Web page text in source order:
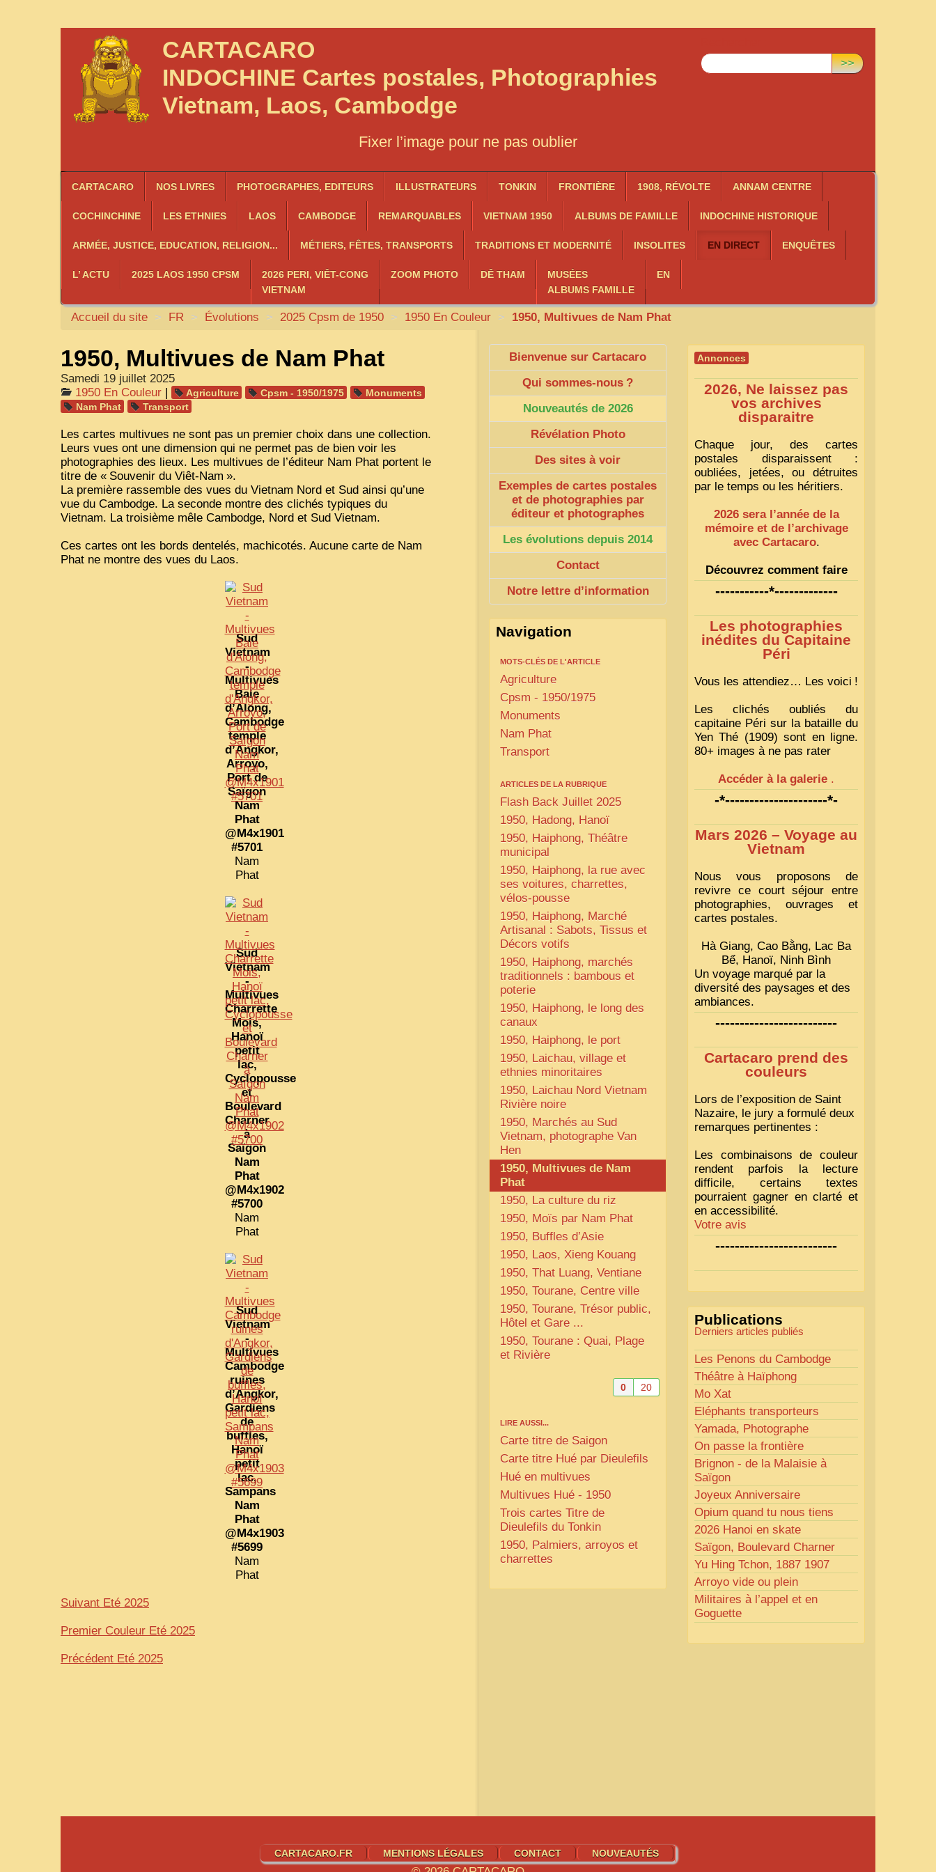
CARTACARO
INDOCHINE Cartes postales, Photographies
Vietnam, Laos, Cambodge
Fixer l’image pour ne pas oublier
>>
CARTACARO NOS LIVRES PHOTOGRAPHES, EDITEURS ILLUSTRATEURS TONKIN FRONTIÈRE 1908, RÉVOLTE ANNAM CENTRE
COCHINCHINE LES ETHNIES LAOS CAMBODGE REMARQUABLES VIETNAM 1950 ALBUMS DE FAMILLE INDOCHINE HISTORIQUE
ARMÉE, JUSTICE, EDUCATION, RELIGION... MÉTIERS, FÊTES, TRANSPORTS TRADITIONS ET MODERNITÉ INSOLITES EN DIRECT ENQUÊTES
L’ ACTU 2025 LAOS 1950 CPSM
2026 PERI, VIÊT-CONG
VIETNAM
ZOOM PHOTO DÊ THAM
MUSÉES
ALBUMS FAMILLE
EN
Accueil du site > FR > Évolutions > 2025 Cpsm de 1950 > 1950 En Couleur > 1950, Multivues de Nam Phat
1950, Multivues de Nam Phat
Samedi 19 juillet 2025
1950 En Couleur | Agriculture Cpsm - 1950/1975
Monuments
Nam Phat
Transport
Les cartes multivues ne sont pas un premier choix dans une collection.
Leurs vues ont une dimension qui ne permet pas de bien voir les
photographies des lieux. Les multivues de l’éditeur Nam Phat portent le
titre de « Souvenir du Viêt-Nam ».
La première rassemble des vues du Vietnam Nord et Sud ainsi qu’une
vue du Cambodge. La seconde montre des clichés typiques du
Vietnam. La troisième mêle Cambodge, Nord et Sud Vietnam.
Ces cartes ont les bords dentelés, machicotés. Aucune carte de Nam
Phat ne montre des vues du Laos.
Sud
Vietnam
-
Multivues
Baie
d’Along,
Cambodge
temple
d’Angkor,
Arroyo,
Port de
Saïgon
Nam
Phat
@M4x1901
#5701
Nam
Phat
Sud
Vietnam
-
Multivues
Charrette
Mois,
Hanoï
petit
lac,
Cyclopousse
et
Boulevard
Charner
à
Saïgon
Nam
Phat
@M4x1902
#5700
Nam
Phat
Sud
Vietnam
-
Multivues
Cambodge
ruines
d’Angkor,
Gardiens
de
buffles,
Hanoï
petit
lac,
Sampans
Nam
Phat
@M4x1903
#5699
Nam
Phat
Suivant Eté 2025
Premier Couleur Eté 2025
Précédent Eté 2025
Bienvenue sur Cartacaro
Qui sommes-nous ?
Nouveautés de 2026
Révélation Photo
Des sites à voir
Exemples de cartes postales
et de photographies par
éditeur et photographes
Les évolutions depuis 2014
Contact
Notre lettre d’information
Navigation
MOTS-CLÉS DE L'ARTICLE
Agriculture
Cpsm - 1950/1975
Monuments
Nam Phat
Transport
ARTICLES DE LA RUBRIQUE
Flash Back Juillet 2025
1950, Hadong, Hanoï
1950, Haiphong, Théâtre
municipal
1950, Haiphong, la rue avec
ses voitures, charrettes,
vélos-pousse
1950, Haiphong, Marché
Artisanal : Sabots, Tissus et
Décors votifs
1950, Haiphong, marchés
traditionnels : bambous et
poterie
1950, Haiphong, le long des
canaux
1950, Haiphong, le port
1950, Laichau, village et
ethnies minoritaires
1950, Laichau Nord Vietnam
Rivière noire
1950, Marchés au Sud
Vietnam, photographe Van
Hen
1950, Multivues de Nam
Phat
1950, La culture du riz
1950, Moïs par Nam Phat
1950, Buffles d’Asie
1950, Laos, Xieng Kouang
1950, That Luang, Ventiane
1950, Tourane, Centre ville
1950, Tourane, Trésor public,
Hôtel et Gare ...
1950, Tourane : Quai, Plage
et Rivière
0 20
LIRE AUSSI...
Carte titre de Saigon
Carte titre Hué par Dieulefils
Hué en multivues
Multivues Hué - 1950
Trois cartes Titre de
Dieulefils du Tonkin
1950, Palmiers, arroyos et
charrettes
Annonces
2026, Ne laissez pas
vos archives
disparaitre
Chaque jour, des cartes
postales disparaissent :
oubliées, jetées, ou détruites
par le temps ou les héritiers.
2026 sera l’année de la
mémoire et de l’archivage
avec Cartacaro.
Découvrez comment faire
1
-----------*-------------
Les photographies
inédites du Capitaine
Péri
Vous les attendiez… Les voici !
Les clichés oubliés du
capitaine Péri sur la bataille du
Yen Thé (1909) sont en ligne.
80+ images à ne pas rater
Accéder à la galerie .
-*---------------------*-
Mars 2026 – Voyage au
Vietnam
Nous vous proposons de
revivre ce court séjour entre
photographies, ouvrages et
cartes postales.
Hà Giang, Cao Bằng, Lac Ba
Bể, Hanoï, Ninh Bình
Un voyage marqué par la
diversité des paysages et des
ambiances.
-------------------------
Cartacaro prend des
couleurs
Lors de l’exposition de Saint
Nazaire, le jury a formulé deux
remarques pertinentes :
Les combinaisons de couleur
rendent parfois la lecture
difficile, certains textes
pourraient gagner en clarté et
en accessibilité.
Votre avis
Actions mises en place :
couleurs pour améliorer la
lisibilité. Votre avis nous
intéresse !
Pour les textes, nous allons les
retravailler afin de les rendre
plus fluides et précis.
« Comme tout bon
collectionneur le sait, la
perfection est un idéal… mais
nous y travaillons ! »
-------------------------
Publications
Derniers articles publiés
Les Penons du Cambodge
Théâtre à Haïphong
Mo Xat
Eléphants transporteurs
Yamada, Photographe
On passe la frontière
Brignon - de la Malaisie à
Saïgon
Joyeux Anniversaire
Opium quand tu nous tiens
2026 Hanoi en skate
Saïgon, Boulevard Charner
Yu Hing Tchon, 1887 1907
Arroyo vide ou plein
Militaires à l’appel et en
Goguette
CARTACARO.FR MENTIONS LÉGALES CONTACT NOUVEAUTÉS